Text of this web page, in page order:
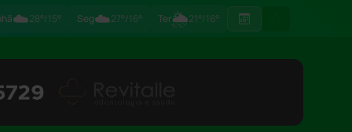
☁️28°/15° Seg☁️27°/16° Ter🌦21°/16°